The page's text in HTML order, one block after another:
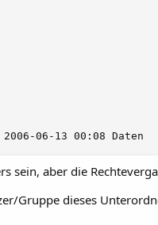
06-13 00:08 Daten
sein, aber die
Gruppe dieses